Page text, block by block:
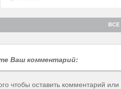
ВСЕ
Ваш комментарий:
чтобы оставить комментарий